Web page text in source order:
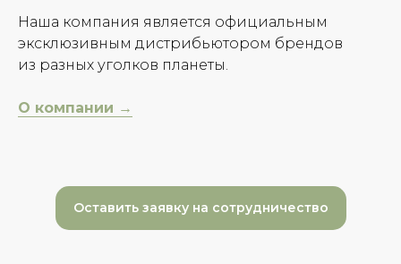
Наша компания является официальным
эксклюзивным дистрибьютором брендов
из разных уголков планеты.
О компании →
Оставить заявку на сотрудничество